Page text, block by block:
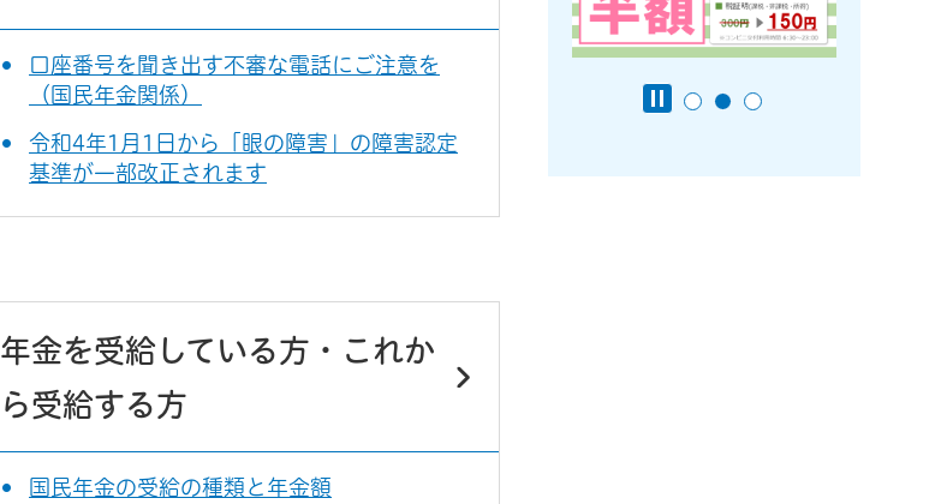
口座番号を聞き出す不審な電話にご注意を
（国民年金関係）
令和4年1月1日から「眼の障害」の障害認定
基準が一部改正されます
年金を受給している方・これか
ら受給する方
国民年金の受給の種類と年金額